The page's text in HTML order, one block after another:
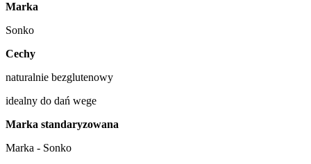
Marka
Sonko
Cechy
naturalnie bezglutenowy
idealny do dań wege
Marka standaryzowana
Marka - Sonko